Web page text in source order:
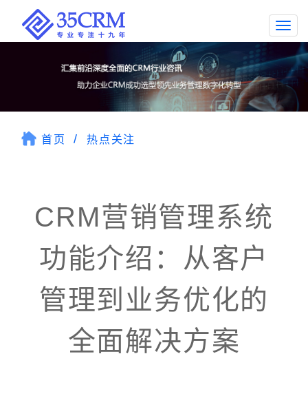
首页 热点关注
CRM营销管理系统
功能介绍：从客户
管理到业务优化的
全面解决方案